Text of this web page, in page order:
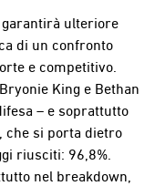
ulteriore
di un confronto
e competitivo.
King e Bethan
– e soprattutto
che si porta dietro
riusciti: 96,8%.
nel breakdown,